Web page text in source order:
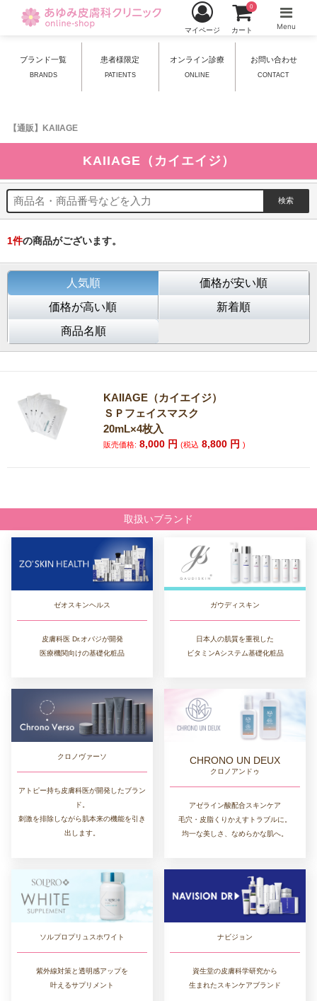
ブランド一覧
BRANDS
患者様限定
PATIENTS
オンライン診療
ONLINE
お問い合わせ
CONTACT
【通販】KAIIAGE
マイページ カート
0
Menu
KAIIAGE（カイエイジ）
1件の商品がございます。
人気順
価格が安い順
価格が高い順
新着順
商品名順
KAIIAGE（カイエイジ）
ＳＰフェイスマスク
20mL×4枚入
販売価格: 8,000 円(税込 8,800 円)
取扱いブランド
ゼオスキンヘルス
皮膚科医 Dr.オバジが開発
医療機関向けの基礎化粧品
ガウディスキン
日本人の肌質を重視した
ビタミンAシステム基礎化粧品
クロノヴァーソ
アトピー持ち皮膚科医が開発したブラン
ド。
刺激を排除しながら肌本来の機能を引き
出します。
CHRONO UN DEUX
クロノアンドゥ
アゼライン酸配合スキンケア
毛穴・皮脂くりかえすトラブルに。
均一な美しさ、なめらかな肌へ。
ソルプロプリュスホワイト
紫外線対策と透明感アップを
叶えるサプリメント
ナビジョン
資生堂の皮膚科学研究から
生まれたスキンケアブランド